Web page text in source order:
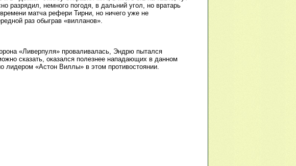
разрядил, немного погодя, в дальний угол, но вратарь
матча рефери Тирни, но ничего уже не
раз обыграв «вилланов».
«Ливерпуля» проваливалась, Эндрю пытался
сказать, оказался полезнее нападающих в данном
лидером «Астон Виллы» в этом противостоянии.